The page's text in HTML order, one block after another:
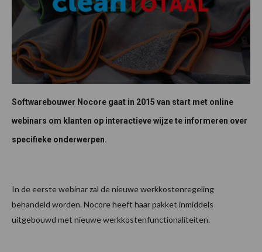
Softwarebouwer Nocore gaat in 2015 van start met online
webinars om klanten op interactieve wijze te informeren over
specifieke onderwerpen.
In de eerste webinar zal de nieuwe werkkostenregeling
behandeld worden. Nocore heeft haar pakket inmiddels
uitgebouwd met nieuwe werkkostenfunctionaliteiten.